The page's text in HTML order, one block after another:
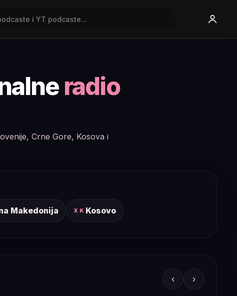
radio
Crne Gore, Kosova i
Makedonija XK Kosovo
‹ ›